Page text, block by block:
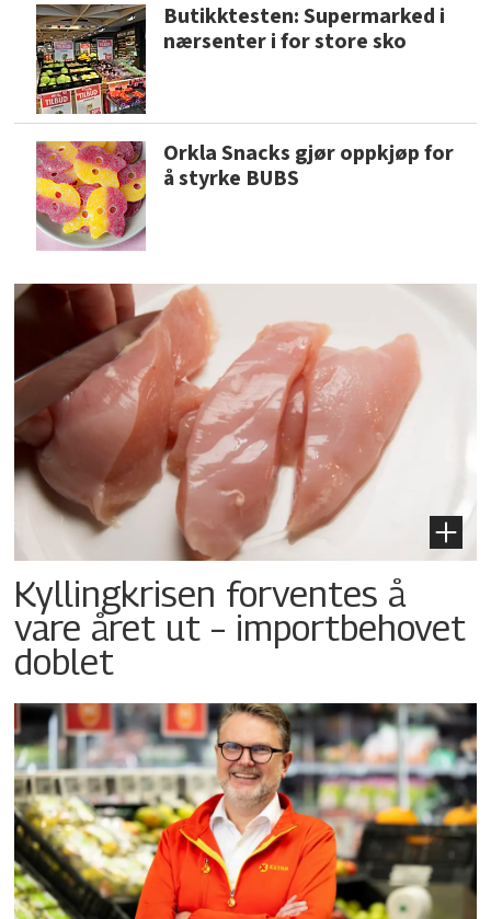
Butikktesten: Supermarked i
nærsenter i for store sko
Orkla Snacks gjør oppkjøp for
å styrke BUBS
Kyllingkrisen forventes å
vare året ut – importbehovet
doblet